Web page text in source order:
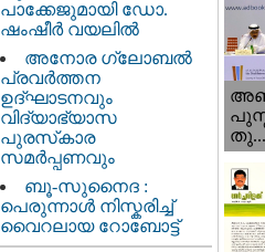
പാക്കേജുമായി ഡോ.
ഷംഷീർ വയലിൽ
അനോര ഗ്ലോബൽ
പ്രവർത്തന
ഉദ്ഘാടനവും
വിദ്യാഭ്യാസ
പുരസ്‌കാര
സമർപ്പണവും
ബൂ-സുനൈദ :
പെരുന്നാൾ നിസ്കരിച്ച്
വൈറലായ റോബോട്ട്
തു...